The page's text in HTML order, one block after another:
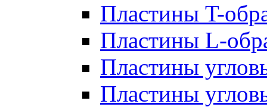
Пластины T-
Пластины L-
Пластины
Пластины